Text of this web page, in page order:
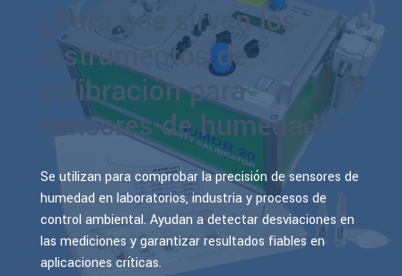
¿Para qué sirven los
instrumentos de
calibración para
sensores de humedad?
Se utilizan para comprobar la precisión de sensores de
humedad en laboratorios, industria y procesos de
control ambiental. Ayudan a detectar desviaciones en
las mediciones y garantizar resultados fiables en
aplicaciones críticas.